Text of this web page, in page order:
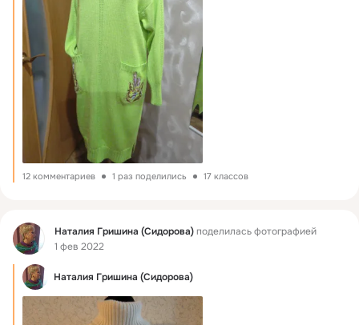
12 комментариев 1 раз поделились 17 классов
Фид Наталия Гришина (Сидорова)поделилась фотографией
1 фев 2022
Наталия Гришина (Сидорова)